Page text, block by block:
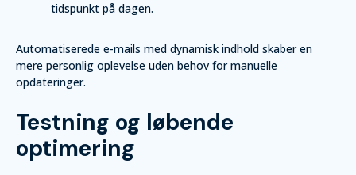
tidspunkt på dagen.
Automatiserede e-mails med dynamisk indhold skaber en
mere personlig oplevelse uden behov for manuelle
opdateringer.
Testning og løbende
optimering